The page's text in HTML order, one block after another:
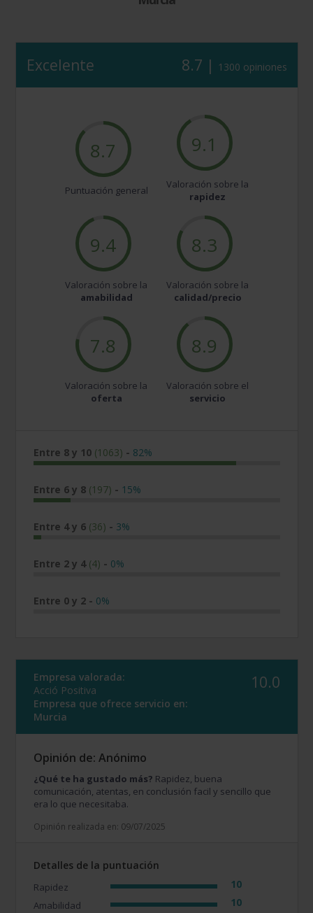
Excelente 8.7 | 1300 opiniones
8.7
Puntuación general
9.1
Valoración sobre la
rapidez
9.4
Valoración sobre la
amabilidad
8.3
Valoración sobre la
calidad/precio
7.8
Valoración sobre la
oferta
8.9
Valoración sobre el
servicio
Entre 8 y 10 (1063) - 82%
Entre 6 y 8 (197) - 15%
Entre 4 y 6 (36) - 3%
Entre 2 y 4 (4) - 0%
Entre 0 y 2 - 0%
Empresa valorada:
Acció Positiva
Empresa que ofrece servicio en:
Murcia
10.0
Opinión de: Anónimo
¿Qué te ha gustado más? Rapidez, buena
comunicación, atentas, en conclusión facil y sencillo que
era lo que necesitaba.
Opinión realizada en: 09/07/2025
Detalles de la puntuación
Rapidez 10
Amabilidad 10